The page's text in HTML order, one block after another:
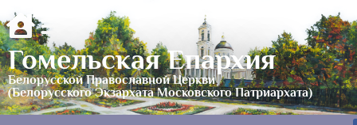
Гомельская Епархия
Белорусской Православной Церкви
(Белорусского Экзархата Московского Патриархата)